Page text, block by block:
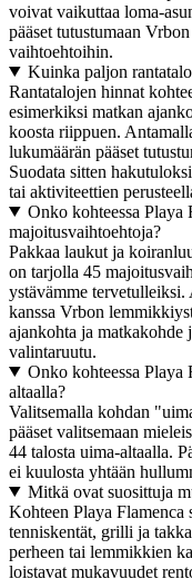
voivat vaikuttaa loma-
pääset tutustumaan
vaihtoehtoihin.
Kuinka paljon
Rantatalojen hinnat
esimerkiksi matkan
koosta riippuen.
lukumäärän pääset
Suodata sitten
tai aktiviteettien
Onko kohteessa Playa
majoitusvaihtoehtoja?
Pakkaa laukut ja
on tarjolla 45
ystävämme tervetulleiksi.
kanssa Vrbon
ajankohta ja
valintaruutu.
Onko kohteessa Playa
altaalla?
Valitsemalla kohdan
pääset valitsemaan
44 talosta uima-altaalla.
ei kuulosta yhtään
Mitkä ovat suosittuja
Kohteen Playa
tenniskentät, grilli ja
perheen tai lemmikkien
loistavat mukavuudet